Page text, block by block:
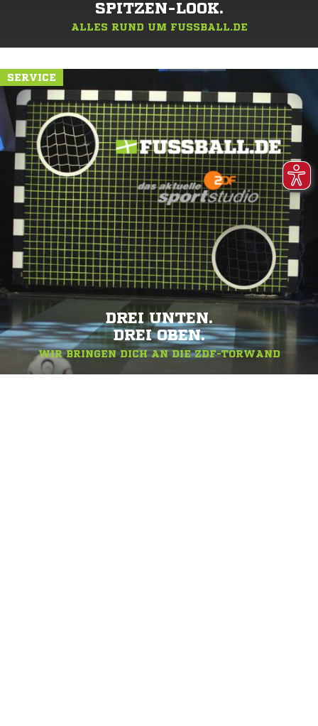
SPITZEN-LOOK.
ALLES RUND UM FUSSBALL.DE
SERVICE
DREI UNTEN.
DREI OBEN.
WIR BRINGEN DICH AN DIE ZDF-TORWAND